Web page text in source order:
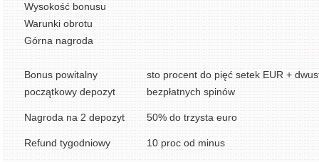
Wysokość bonusu
Warunki obrotu
Górna nagroda
Bonus powitalny
początkowy depozyt
sto procent do pięć setek EUR +
bezpłatnych spinów
Nagroda na 2 depozyt 50% do trzysta euro
Refund tygodniowy 10 proc od minus